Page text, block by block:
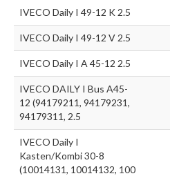
IVECO Daily I 49-12 K 2.5
IVECO Daily I 49-12 V 2.5
IVECO Daily I A 45-12 2.5
IVECO DAILY I Bus A45-
12 (94179211, 94179231,
94179311, 2.5
IVECO Daily I
Kasten/Kombi 30-8
(10014131, 10014132, 100